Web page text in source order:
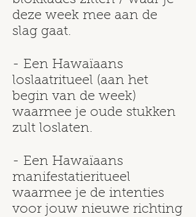
deze week mee aan de
slag gaat.
- Een Hawaïaans
loslaatritueel (aan het
begin van de week)
waarmee je oude stukken
zult loslaten.
- Een Hawaïaans
manifestatieritueel
waarmee je de intenties
voor jouw nieuwe richting